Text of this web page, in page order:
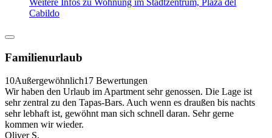
Weitere Infos zu Wohnung im Stadtzentrum, Plaza del
Cabildo
Familienurlaub
10Außergewöhnlich17 Bewertungen
Wir haben den Urlaub im Apartment sehr genossen. Die Lage ist
sehr zentral zu den Tapas-Bars. Auch wenn es draußen bis nachts
sehr lebhaft ist, gewöhnt man sich schnell daran. Sehr gerne
kommen wir wieder.
Oliver S.